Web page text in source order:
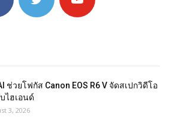
ช่วยโฟกัส Canon EOS R6 V จัดสเปกวิดีโอ
ไฮเอนด์
3, 2026